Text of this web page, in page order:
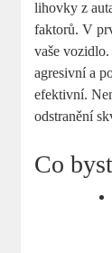
lihovky z
faktorů. V
vaše
agresivní a
efektivní.
odstranění
Co